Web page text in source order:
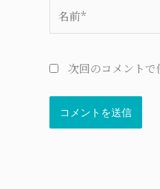
前
次回のコメントで